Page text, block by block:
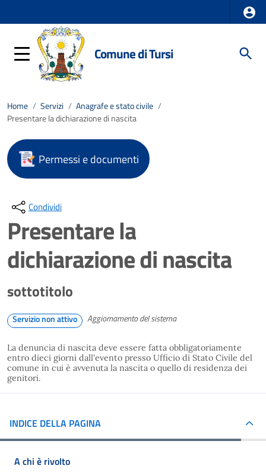
Comune di Tursi
Home / Servizi / Anagrafe e stato civile /
Presentare la dichiarazione di nascita
Permessi e documenti
Condividi
Presentare la
dichiarazione di nascita
sottotitolo
Servizio non attivo Aggiornamento del sistema
La denuncia di nascita deve essere fatta obbligatoriamente
entro dieci giorni dall'evento presso Ufficio di Stato Civile del
comune in cui è avvenuta la nascita o quello di residenza dei
genitori.
INDICE DELLA PAGINA
A chi è rivolto